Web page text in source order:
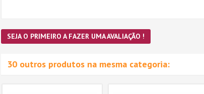
SEJA O PRIMEIRO A FAZER UMA AVALIAÇÃO !
30 outros produtos na mesma categoria: